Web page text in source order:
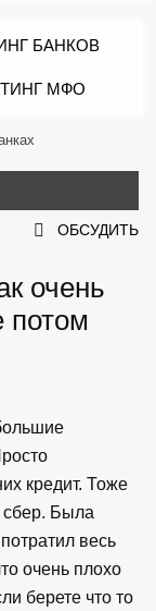
БАНКОВ
МФО
ОБСУДИТЬ
очень
потом
кредит. Тоже
сбер. Была
весь
очень плохо
берете что то